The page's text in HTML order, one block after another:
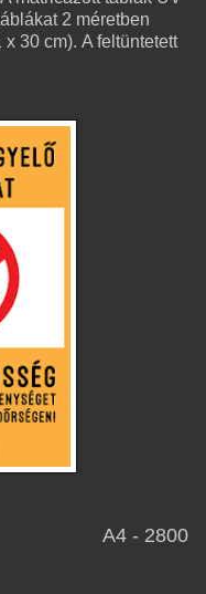
2 méretben
x 30 cm). A feltüntetett
- 2800